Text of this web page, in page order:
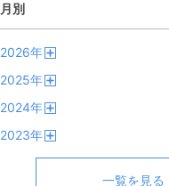
月別
2026年
2025年
2024年
2023年
一覧を見る